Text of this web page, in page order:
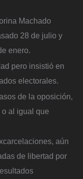
Machado
28 de julio y
enero.
pero insistió en
electorales.
de la oposición,
al igual que
aún
de libertad por